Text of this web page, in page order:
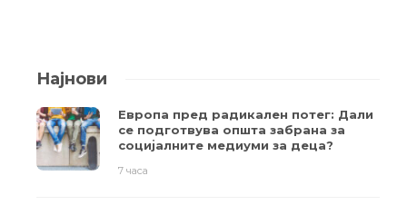
Најнови
Европа пред радикален потег: Дали
се подготвува општа забрана за
социјалните медиуми за деца?
7 часа